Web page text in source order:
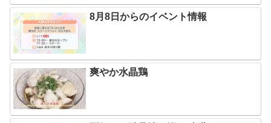
8月8日からのイベント情報
爽やか水晶鶏